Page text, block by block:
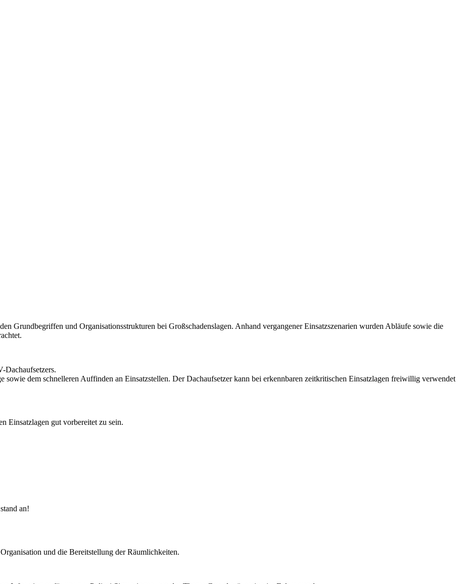
Grundbegriffen und Organisationsstrukturen bei Großschadenslagen. Anhand vergangener Einsatzszenarien wurden Abläufe sowie die
Dachaufsetzers.
sowie dem schnelleren Auffinden an Einsatzstellen. Der Dachaufsetzer kann bei erkennbaren zeitkritischen Einsatzlagen freiwillig verwendet
Einsatzlagen gut vorbereitet zu sein.
an!
und die Bereitstellung der Räumlichkeiten.